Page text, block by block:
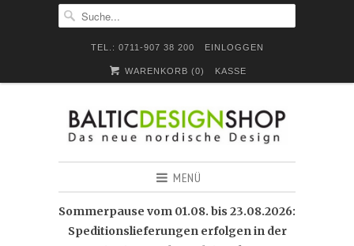
TEL.: 0711-907 38 200 EINLOGGEN
WARENKORB (0) KASSE
MENÜ
Sommerpause vom 01.08. bis 23.08.2026:
Speditionslieferungen erfolgen in der